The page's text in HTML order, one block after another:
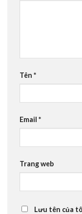
Tên *
Email *
Trang web
Lưu tên của